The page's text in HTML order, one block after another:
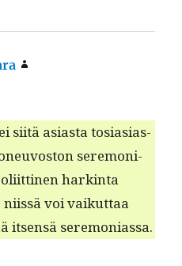
siitä asi­as­ta tosi­asi­as­
ser­e­mo­ni­
hark­in­ta
voi vaikut­taa
itsen­sä seremoniassa.